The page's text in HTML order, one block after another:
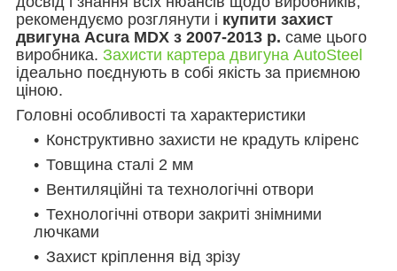
рекомендуємо розглянути і купити захист
двигуна Acura MDX з 2007-2013 р. саме цього
виробника. Захисти картера двигуна AutoSteel
ідеально поєднують в собі якість за приємною
ціною.
Головні особливості та характеристики
Конструктивно захисти не крадуть кліренс
Товщина сталі 2 мм
Вентиляційні та технологічні отвори
Технологічні отвори закриті знімними
лючками
Захист кріплення від зрізу